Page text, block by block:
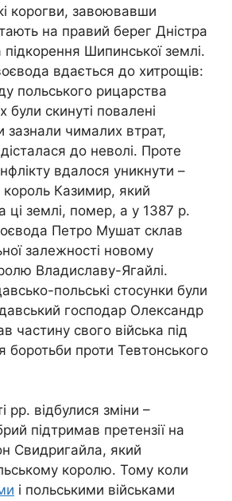
корогви, завоювавши
на правий берег Дністра
Шипинської землі.
вдається до хитрощів:
польського рицарства
були скинуті повалені
зазнали чималих втрат,
до неволі. Проте
вдалося уникнути –
король Казимир, який
ці землі, помер, а у 1387 р.
Петро Мушат склав
залежності новому
Владиславу-Ягайлі.
польські стосунки були
господар Олександр
частину свого війська під
боротьби проти Тевтонського
рр. відбулися зміни –
підтримав претензії на
Свидригайла, який
королю. Тому коли
і польськими військами